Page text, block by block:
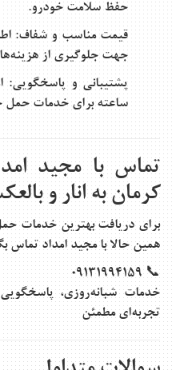
حفظ سلامت خودرو.
قیمت مناسب و شفاف:
جهت جلوگیری از
پشتیبانی و پاسخگویی:
ساعته برای خدمات حمل
تماس با مجید
کرمان به انار و
برای دریافت بهترین خدمات
همین حالا با مجید امداد تماس
📞 09131994159
خدمات شبانه‌روزی،
تجربه‌ای مطمئن